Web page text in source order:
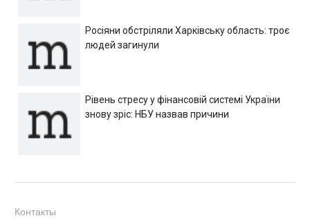
Росіяни обстріляли Харківську область: троє
людей загинули
Рівень стресу у фінансовій системі України
знову зріс: НБУ назвав причини
Контакты